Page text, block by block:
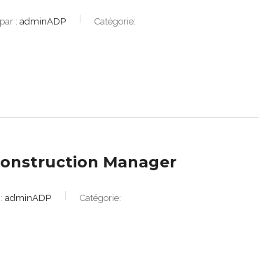
: adminADP Catégorie:
Manager
adminADP Catégorie: